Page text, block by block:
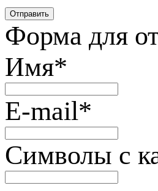
Форма для
Имя*
E-mail*
Символы с